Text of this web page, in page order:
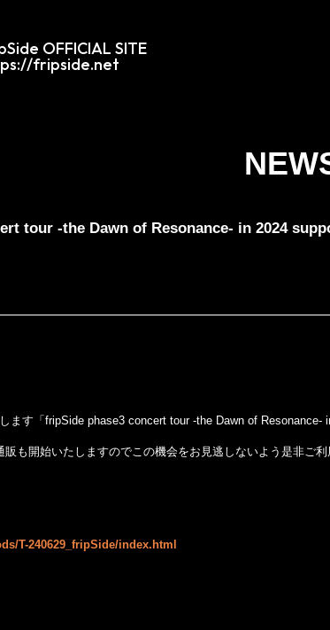
OFFICIAL SITE
fripside.net
tour -the Dawn of Resonance- in 2024
ます「fripSide phase3 concert tour -the Dawn of Resonance-
も開始いたしますのでこの機会をお見逃しないよう是非ご利
T-240629_fripSide/index.html